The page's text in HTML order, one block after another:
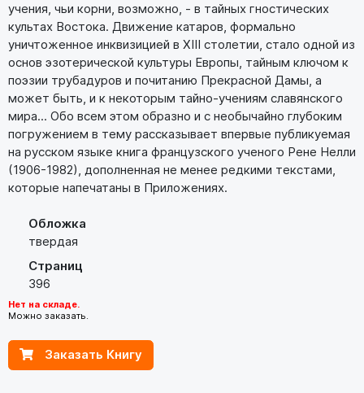
учения, чьи корни, возможно, - в тайных гностических
культах Востока. Движение катаров, формально
уничтоженное инквизицией в XIII столетии, стало одной из
основ эзотерической культуры Европы, тайным ключом к
поэзии трубадуров и почитанию Прекрасной Дамы, а
может быть, и к некоторым тайно-учениям славянского
мира... Обо всем этом образно и с необычайно глубоким
погружением в тему рассказывает впервые публикуемая
на русском языке книга французского ученого Рене Нелли
(1906-1982), дополненная не менее редкими текстами,
которые напечатаны в Приложениях.
Обложка
твердая
Страниц
396
Нет на складе.
Можно заказать.
Заказать Книгу